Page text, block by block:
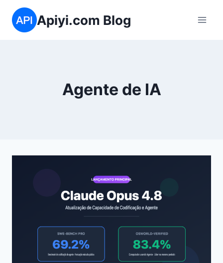
content
Apiyi.com Blog
Agente de IA